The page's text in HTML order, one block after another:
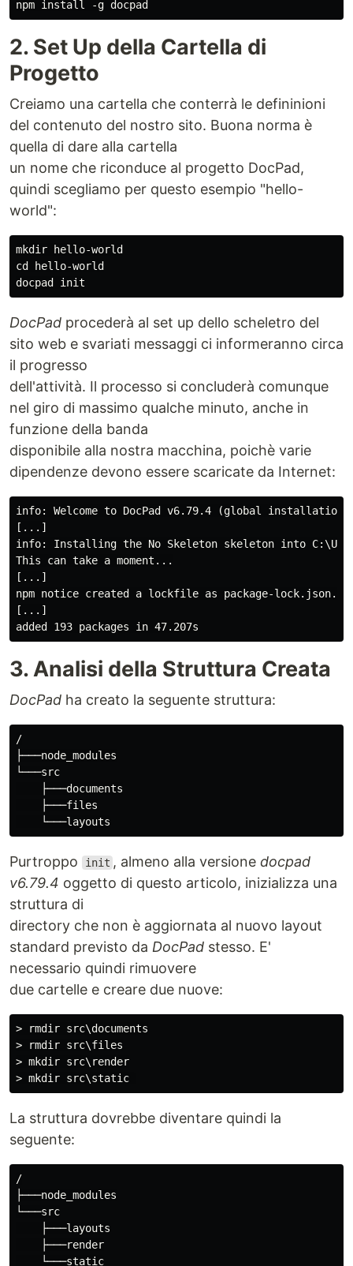
2. Set Up della Cartella di
Progetto
Creiamo una cartella che conterrà le defininioni
del contenuto del nostro sito. Buona norma è
quella di dare alla cartella
un nome che riconduce al progetto DocPad,
quindi scegliamo per questo esempio "hello-
world":
mkdir hello-world
cd hello-world
DocPad procederà al set up dello scheletro del
sito web e svariati messaggi ci informeranno circa
il progresso
dell'attività. Il processo si concluderà comunque
nel giro di massimo qualche minuto, anche in
funzione della banda
disponibile alla nostra macchina, poichè varie
dipendenze devono essere scaricate da Internet:
info: Welcome to DocPad v6.79.4 (global installation:
[...]
info: Installing the No Skeleton skeleton into
This can take a moment...
[...]
npm notice created a lockfile as package-lock.json.
[...]
3. Analisi della Struttura Creata
DocPad ha creato la seguente struttura:
/
├───node_modules
└───src
    ├───documents
    ├───files
Purtroppo init , almeno alla versionedocpad
v6.79.4 oggetto di questo articolo, inizializza una
struttura di
directory che non è aggiornata al nuovo layout
standard previsto da DocPad stesso. E'
necessario quindi rimuovere
due cartelle e creare due nuove:
> rmdir src\documents
> rmdir src\files
> mkdir src\render
La struttura dovrebbe diventare quindi la
seguente:
/
├───node_modules
└───src
    ├───layouts
    ├───render